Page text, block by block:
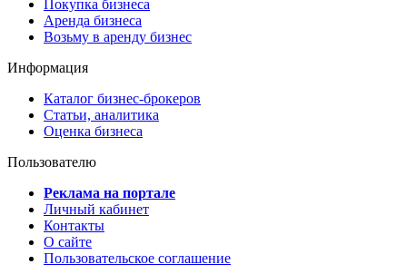
Покупка бизнеса
Аренда бизнеса
Возьму в аренду бизнес
Информация
Каталог бизнес-брокеров
Статьи, аналитика
Оценка бизнеса
Пользователю
Реклама на портале
Личный кабинет
Контакты
О сайте
Пользовательское соглашение